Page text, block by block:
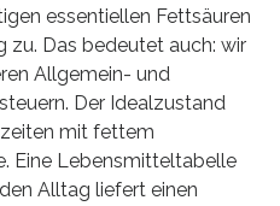
essentiellen Fettsäuren
zu. Das bedeutet auch: wir
Allgemein- und
Der Idealzustand
mit fettem
Eine Lebensmitteltabelle
Alltag liefert einen